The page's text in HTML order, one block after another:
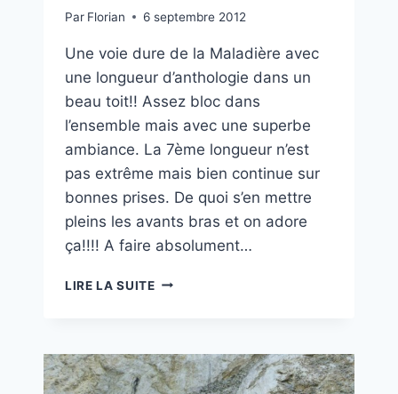
Par Florian 6 septembre 2012
Une voie dure de la Maladière avec
une longueur d’anthologie dans un
beau toit!! Assez bloc dans
l’ensemble mais avec une superbe
ambiance. La 7ème longueur n’est
pas extrême mais bien continue sur
bonnes prises. De quoi s’en mettre
pleins les avants bras et on adore
ça!!!! A faire absolument…
LIRE LA SUITELE